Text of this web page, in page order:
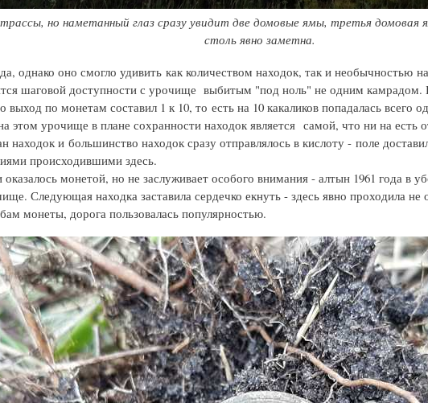
но наметанный глаз сразу увидит две домовые ямы, третья
столь явно заметна.
однако оно смогло удивить как количеством находок, так и необычностью
шаговой доступности с урочище выбитым "под ноль" не одним камрадом.
по монетам составил 1 к 10, то есть на 10 какаликов попадалась всего
этом урочище в плане сохранности находок является самой, что ни на есть
находок и большинство находок сразу отправлялось в кислоту - поле
происходившими здесь.
оказалось монетой, но не заслуживает особого внимания - алтын 1961 года в
Следующая находка заставила сердечко екнуть - здесь явно проходила не
монеты, дорога пользовалась популярностью.